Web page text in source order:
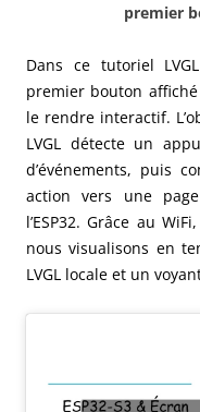
premier
Dans ce tutoriel
premier bouton affiché
le rendre interactif.
LVGL détecte un
d’événements, puis
action vers une
l’ESP32. Grâce au
nous visualisons en
LVGL locale et un